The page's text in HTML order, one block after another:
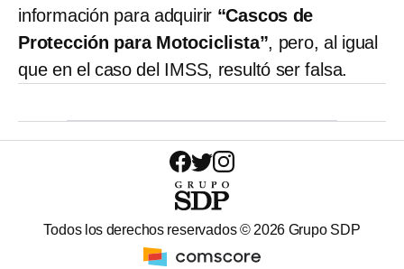
información para adquirir “Cascos de
Protección para Motociclista”, pero, al igual
que en el caso del IMSS, resultó ser falsa.
Todos los derechos reservados © 2026 Grupo SDP